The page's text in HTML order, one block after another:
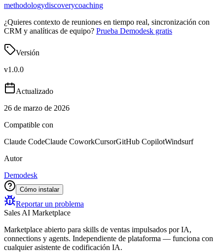
methodologydiscoverycoaching
¿Quieres contexto de reuniones en tiempo real, sincronización con
CRM y analíticas de equipo? Prueba Demodesk gratis
Versión
v1.0.0
Actualizado
26 de marzo de 2026
Compatible con
Claude CodeClaude CoworkCursorGitHub CopilotWindsurf
Autor
Demodesk
Cómo instalar
Reportar un problema
Sales AI Marketplace
Marketplace abierto para skills de ventas impulsados por IA,
connections y agents. Independiente de plataforma — funciona con
cualquier asistente de codificación IA.